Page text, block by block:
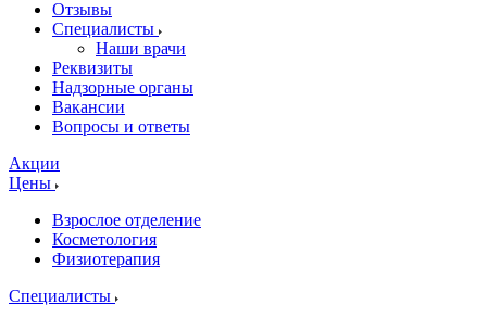
Отзывы
Специалисты
Наши врачи
Реквизиты
Надзорные органы
Вакансии
Вопросы и ответы
Акции
Цены
Взрослое отделение
Косметология
Физиотерапия
Специалисты